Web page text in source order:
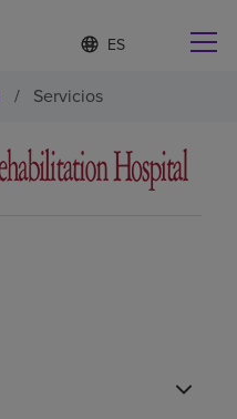
Lista
de
idiomas
contraída
d
o
s
e
/ Servicios